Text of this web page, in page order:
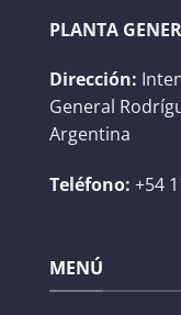
PLANTA
Dirección:
General
Argentina
Teléfono: +54
MENÚ